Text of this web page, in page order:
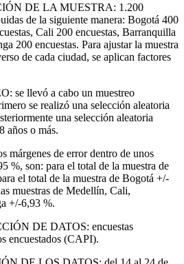
DE LA MUESTRA: 1.200
de la siguiente manera: Bogotá 400
Cali 200 encuestas, Barranquilla
200 encuestas. Para ajustar la muestra
de cada ciudad, se aplican factores
se llevó a cabo un muestreo
se realizó una selección aleatoria
una selección aleatoria
años o más.
de error dentro de unos
%, son: para el total de la muestra de
el total de la muestra de Bogotá +/-
muestras de Medellín, Cali,
+/-6,93 %.
DE DATOS: encuestas
encuestados (CAPI).